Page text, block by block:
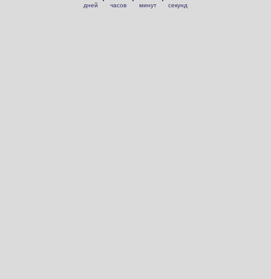
дней часов минут секунд